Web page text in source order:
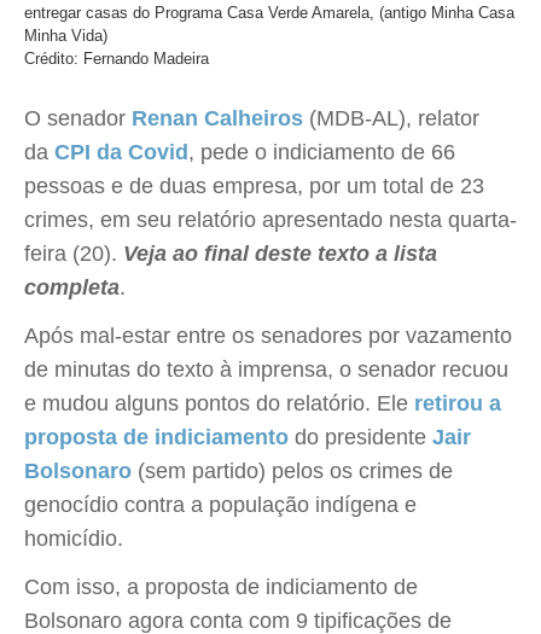
entregar casas do Programa Casa Verde Amarela, (antigo Minha Casa
Minha Vida)
Crédito: Fernando Madeira
O senador Renan Calheiros (MDB-AL), relator
da CPI da Covid , pede o indiciamento de 66
pessoas e de duas empresa, por um total de 23
crimes, em seu relatório apresentado nesta quarta-
feira (20). Veja ao final deste texto a lista
completa.
Após mal-estar entre os senadores por vazamento
de minutas do texto à imprensa, o senador recuou
e mudou alguns pontos do relatório. Ele retirou a
proposta de indiciamento do presidente Jair
Bolsonaro (sem partido) pelos os crimes de
genocídio contra a população indígena e
homicídio.
Com isso, a proposta de indiciamento de
Bolsonaro agora conta com 9 tipificações de